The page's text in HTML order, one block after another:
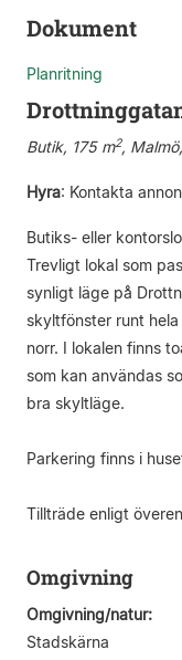
Dokument
Planritning
Butik, 175 m2,
Hyra: Kontakta
Butiks- eller
Trevligt lokal som
synligt läge på
skyltfönster runt
norr. I lokalen finns
som kan användas
bra skyltläge.
Parkering finns i
Tillträde enligt
Omgivning
Omgivning/natur:
Stadskärna